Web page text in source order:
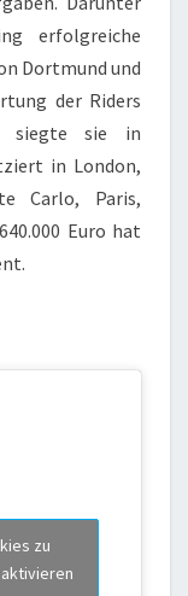
erfolgreiche
Dortmund und
der Riders
siegte sie in
in London,
Carlo, Paris,
Euro hat
zu